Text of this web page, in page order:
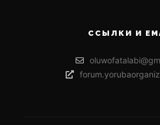
ССЫЛКИ И